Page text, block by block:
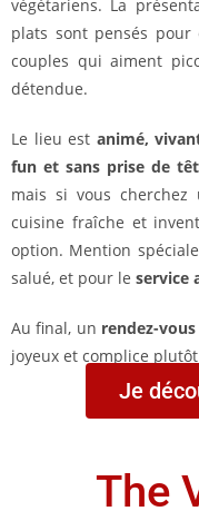
végétariens. La
plats sont pensés
couples qui aiment
détendue.
Le lieu est animé,
fun et sans prise de
mais si vous cherchez
cuisine fraîche et
option. Mention
salué, et pour le service
Au final, un rendez-
joyeux et complice
Je
The